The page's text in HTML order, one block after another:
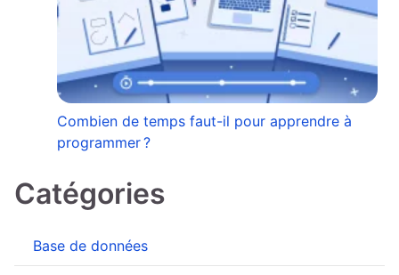
Combien de temps faut-il pour apprendre à
programmer ?
Catégories
Base de données